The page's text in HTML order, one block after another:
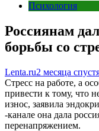
Психология
Россиянам
борьбы со
Lenta.ru2 месяца
Стресс на работе, а
привести к тому, что
износ, заявила
-канале она дала
перенапряжением.